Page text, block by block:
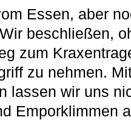
Essen, aber
beschließen,
zum
zu nehmen.
lassen wir uns
Emporklimmen